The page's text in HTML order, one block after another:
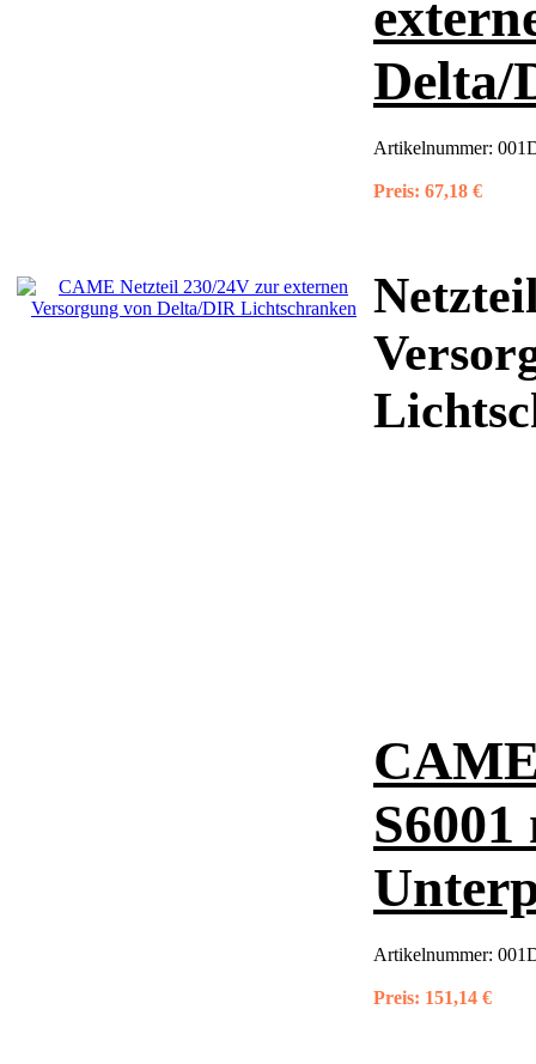
Delta/
Artikelnummer:
Preis: 67,18 €
Artikelnummer:
Preis: 151,14 €